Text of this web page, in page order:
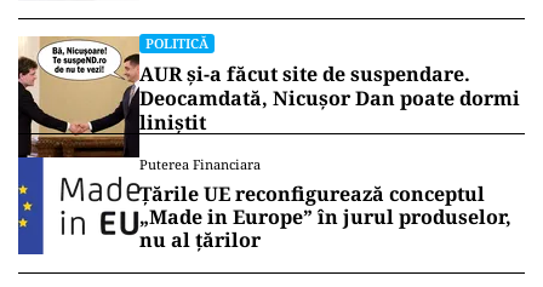
POLITICĂ
AUR și-a făcut site de suspendare.
Deocamdată, Nicușor Dan poate dormi
liniștit
Puterea Financiara
Țările UE reconfigurează conceptul
„Made in Europe” în jurul produselor,
nu al țărilor